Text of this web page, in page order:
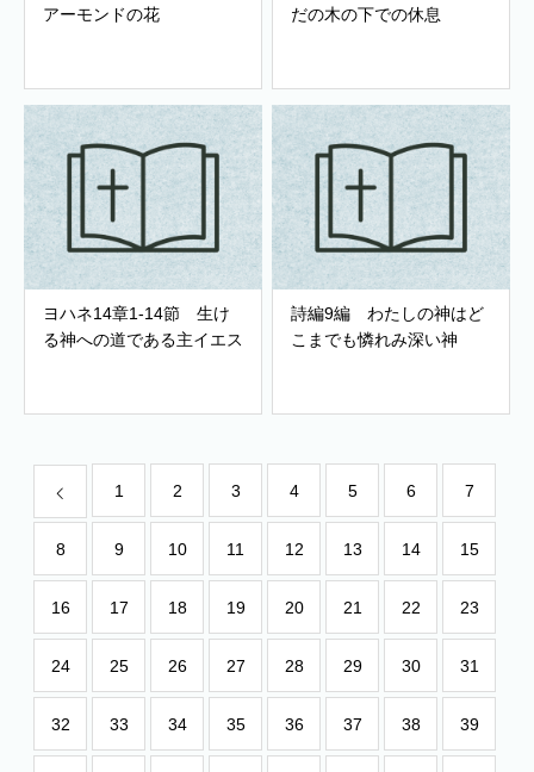
アーモンドの花
だの木の下での休息
ヨハネ14章1-14節 生け
る神への道である主イエス
詩編9編 わたしの神はど
こまでも憐れみ深い神
1 2 3 4 5 6 7
8 9 10 11 12 13 14 15
16 17 18 19 20 21 22 23
24 25 26 27 28 29 30 31
32 33 34 35 36 37 38 39